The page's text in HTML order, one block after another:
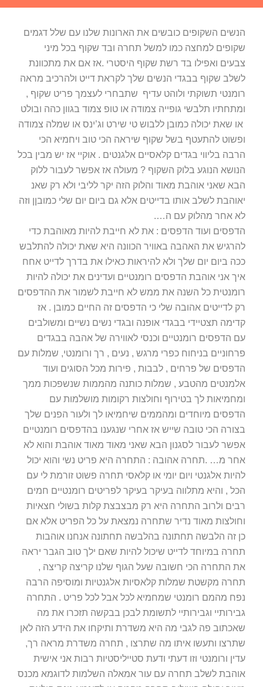
הנשים השקופים כובשים את הארונות שלנו עם שלל דגמים
שקופים למחצה כמו למשל תחרה ובד שקוף בכל מיני
צבעים ואפילו בד רשת שקוף היסטרי .אז אם את מתכוונת
לשלב שקוף בבגדי הנשים שלך לקראת דייט ולהרכיב מראה
רומנטי תשוקתי ולוהט עדיף שתבחרי לעצמך פריט שקוף ,
ומתחתיו תלבשי גופייה צמודה או טופ צמוד בגוון כהה ובולט
או שאת יכולה כמובן ללבוש טי שירט וג’ינס או שמלה צמודה
ופשוט להתעטף בשל שקוף שיראה הכי טוב ויחמיא הכי
הרבה בליווי בגדים קלאסיים אלגנטים . אוקיי אז יש מבין בכל
הנושא הנוגע בלוק השקוף ? מעולה אז אפשר לעבור ללוק
הבא שאני אוהבת מאוד והלוק הזה יקר לליבי ולא רק שאנ
יאוהבת לשלב אותו בדייטים אלא גם ביום יום שלי כמובןן וזה
לא אחר מהלוק עם ה….
הדפסים ועוד הדפסים : את לא חייבת להיות מאוהבת כדי
להרגיש את האהבה באוויר הכוונה היא שאת יכולה להתלבש
ככה ביום יום שלך ולא להיראות כאילו את בדרך לדייט אחח
איך אני אוהבת הדפסים רומנטיים ועדינים את יכולה להיות
רומנטית כל השנה את ממש לא חייבת לשמור את ההדפסים
רק לדייטים אהובה שלי כי הדפסים זה החיים כמובן . אז
קדימה תצטיידי בבגדי אופנה ובגדי נשים נשיים ומשולבים
עם הדפסים רומנטיים וכנסי לאווירה של אהבה בבגדים
פרחוניים בניחוח כפרי מרגש , נעים , רך ורומנטי, שמלות עם
הדפסים של פרחים , לבבות , פירות מכל הסוגים ועוד
אלמנטים מהטבע , שמלות כותנה מהממות שנשפכות ממך
ומחמיאות לך בטירוף וחולצות רקומות מושלמות עם
הדפסים מיוחדים ומהממים שיחמיאו לך ולעור הפנים שלך
בצורה הכי טובה שייש אז אחרי שנגענו בהדפסים רומנטיים
אפשר לעבור לסגנון הבא שאני מאוד מאוד אוהבת והוא לא
אחר מ… .תחרה אהובה : התחרה היא פריט נשי והוא יכול
להיות אלגנטי ויום יומי או קלאסי תחרה פשוט זורמת לי עם
הכל , והיא מתלווה בעיקר בעיקר לפריטים רומנטיים חמים
רבים ולרוב התחרה היא רק מבצבצת קלות בשולי חצאיות
וחולצות מאוד נדיר שתחרה נמצאת על כל הפריט אלא אם
כן זה הלבשה תחתונה בהלבשה תחתונה אנחנו אוהבות
תחרה במיוחד לדייט שיכול להיות שאם ילך טוב הגבר יראה
את התחרה הכי חשובה שעל הגוף שלנו קריצה קריצה ,
תחרה מקשטת שמלות קלאסיות אלגנטיות ומוסיפה הרבה
נפח מהמם רומנטי שמחמיא לכל אבל לכל פריט . התחרה
גבירותיי וגבירותיי לתשומת לבכן בבקשה תזכרו את מה
שאכתוב פה לגבי מה היא משדרת ותיקחו את הידע הזה לאן
שתרצו ותעשו איתו מה שתרצו , תחרה משדרת מראה רך,
עדין ורומנטי וזו דעתי ודעת סטייליסטיות רבות אני אישית
אוהבת לשלב תחרה עם עור אמאלה השלמות לדוגמא מכנס